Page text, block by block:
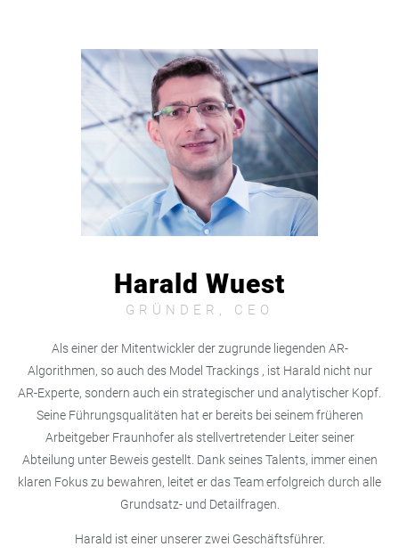
Harald Wuest
GRÜNDER, CEO
Als einer der Mitentwickler der zugrunde liegenden AR-
Algorithmen, so auch des Model Trackings , ist Harald nicht nur
AR-Experte, sondern auch ein strategischer und analytischer Kopf.
Seine Führungsqualitäten hat er bereits bei seinem früheren
Arbeitgeber Fraunhofer als stellvertretender Leiter seiner
Abteilung unter Beweis gestellt. Dank seines Talents, immer einen
klaren Fokus zu bewahren, leitet er das Team erfolgreich durch alle
Grundsatz- und Detailfragen.
Harald ist einer unserer zwei Geschäftsführer.